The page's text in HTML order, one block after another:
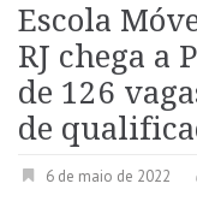
Escola
RJ chega a
de 126
de
6 de maio de 2022